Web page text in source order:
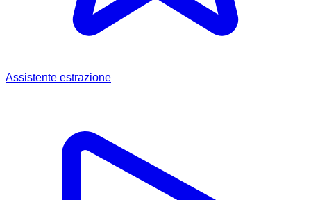
Assistente estrazione